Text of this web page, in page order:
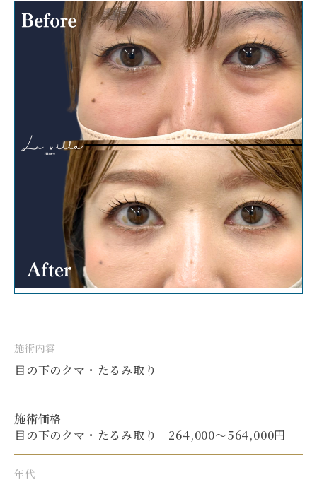
施術内容
目の下のクマ・たるみ取り
施術価格
目の下のクマ・たるみ取り 264,000〜564,000円
年代